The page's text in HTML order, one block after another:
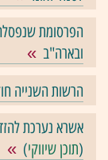
הפרסומת
ובארה"ב
הרשות השנייה
אשרא נערכת
(תוכן שיווקי)